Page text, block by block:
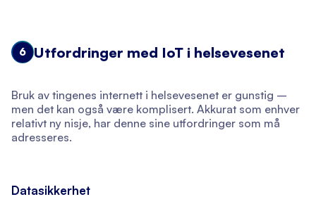
6 Utfordringer med IoT i helsevesenet
Bruk av tingenes internett i helsevesenet er gunstig –
men det kan også være komplisert. Akkurat som enhver
relativt ny nisje, har denne sine utfordringer som må
adresseres.
Datasikkerhet